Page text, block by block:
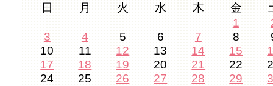
日 月 火 水 木 金
1
3
4 5 6 7 8
10
11 12 13 14 15
17
18 19 20 21 22
24
25 26 27 28 29